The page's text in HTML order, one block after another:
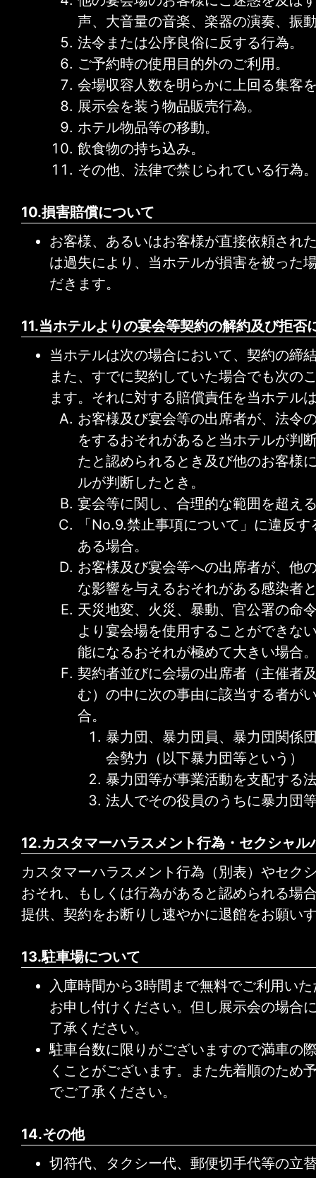
声、大音量の音楽、楽器の演奏、振
法令または公序良俗に反する行為。
ご予約時の使用目的外のご利用。
会場収容人数を明らかに上回る集客
展示会を装う物品販売行為。
ホテル物品等の移動。
飲食物の持ち込み。
その他、法律で禁じられている行為
10.損害賠償について
お客様、あるいはお客様が直接依頼され
は過失により、当ホテルが損害を被った
だきます。
11.当ホテルよりの宴会等契約の解約及び拒否
当ホテルは次の場合において、契約の締
また、すでに契約していた場合でも次の
ます。それに対する賠償責任を当ホテル
お客様及び宴会等の出席者が、法令
をするおそれがあると当ホテルが判
たと認められるとき及び他のお客様
ルが判断したとき。
宴会等に関し、合理的な範囲を超え
「No.9.禁止事項について」に違反
ある場合。
お客様及び宴会等への出席者が、他
な影響を与えるおそれがある感染者
天災地変、火災、暴動、官公署の命
より宴会場を使用することができな
能になるおそれが極めて大きい場合
契約者並びに会場の出席者（主催者
む）の中に次の事由に該当する者が
合。
暴力団、暴力団員、暴力団関係
会勢力（以下暴力団等という）
暴力団等が事業活動を支配する
法人でその役員のうちに暴力団
12.カスタマーハラスメント行為・セクシャ
カスタマーハラスメント行為（別表）やセク
おそれ、もしくは行為があると認められる場
提供、契約をお断りし速やかに退館をお願い
13.駐車場について
入庫時間から3時間まで無料でご利用い
お申し付けください。但し展示会の場合
了承ください。
駐車台数に限りがございますので満車の
くことがございます。また先着順のため
でご了承ください。
14.その他
切符代、タクシー代、郵便切手代等の立